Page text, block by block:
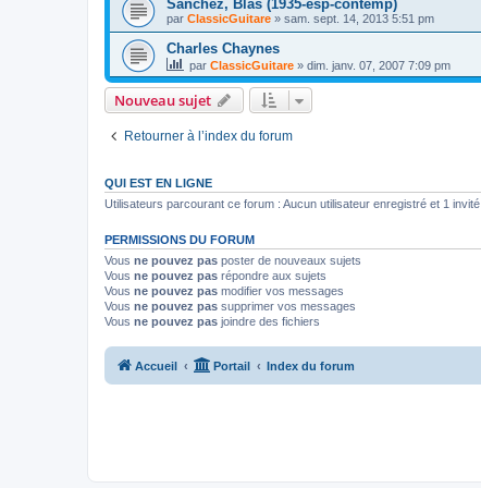
Sanchez, Blas (1935-esp-contemp)
par ClassicGuitare » sam. sept. 14, 2013 5:51 pm
Charles Chaynes
par ClassicGuitare » dim. janv. 07, 2007 7:09 pm
Nouveau sujet
Retourner à l’index du forum
QUI EST EN LIGNE
Utilisateurs parcourant ce forum : Aucun utilisateur enregistré et 1 invité
PERMISSIONS DU FORUM
Vous ne pouvez pas poster de nouveaux sujets
Vous ne pouvez pas répondre aux sujets
Vous ne pouvez pas modifier vos messages
Vous ne pouvez pas supprimer vos messages
Vous ne pouvez pas joindre des fichiers
Accueil Portail Index du forum